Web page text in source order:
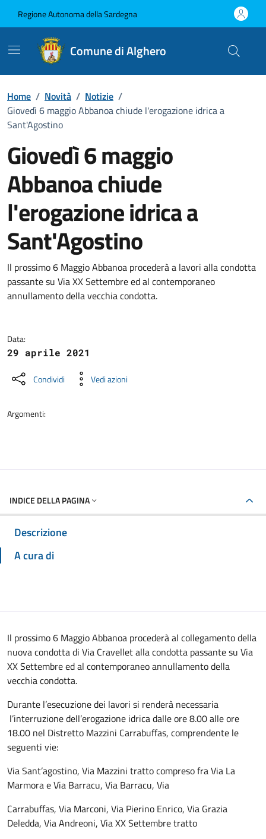
Regione Autonoma della Sardegna
Comune di Alghero
Home / Novità / Notizie /
Giovedì 6 maggio Abbanoa chiude l'erogazione idrica a
Sant'Agostino
Giovedì 6 maggio
Abbanoa chiude
l'erogazione idrica a
Sant'Agostino
Dettagli della notizia
Il prossimo 6 Maggio Abbanoa procederà a lavori alla condotta
passante su Via XX Settembre ed al contemporaneo
annullamento della vecchia condotta.
Data:
29 aprile 2021
Condividi Vedi azioni
Argomenti:
INDICE DELLA PAGINA
Descrizione
A cura di
Il prossimo 6 Maggio Abbanoa procederà al collegamento della
nuova condotta di Via Cravellet alla condotta passante su Via
XX Settembre ed al contemporaneo annullamento della
vecchia condotta.
Durante l’esecuzione dei lavori si renderà necessaria
l’interruzione dell’erogazione idrica dalle ore 8.00 alle ore
18.00 nel Distretto Mazzini Carrabuffas, comprendente le
seguenti vie:
Via Sant’agostino, Via Mazzini tratto compreso fra Via La
Marmora e Via Barracu, Via Barracu, Via
Carrabuffas, Via Marconi, Via Pierino Enrico, Via Grazia
Deledda, Via Andreoni, Via XX Settembre tratto